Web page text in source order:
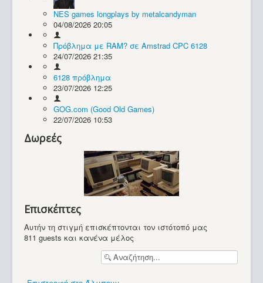
Συλλογές / Projects
NES games longplays by metalcandyman
04/08/2026 20:05
Πρόβλημα με RAM? σε Amstrad CPC 6128
24/07/2026 21:35
6128 πρόβλημα
23/07/2026 12:25
GOG.com (Good Old Games)
22/07/2026 10:53
Δωρεές
Επισκέπτες
Αυτήν τη στιγμή επισκέπτονται τον ιστότοπό μας
811 guests και κανένα μέλος